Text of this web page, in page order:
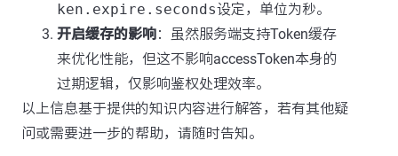
ken.expire.seconds设定，单位为秒。
开启缓存的影响：虽然服务端支持Token缓存
来优化性能，但这不影响accessToken本身的
过期逻辑，仅影响鉴权处理效率。
以上信息基于提供的知识内容进行解答，若有其他疑
问或需要进一步的帮助，请随时告知。